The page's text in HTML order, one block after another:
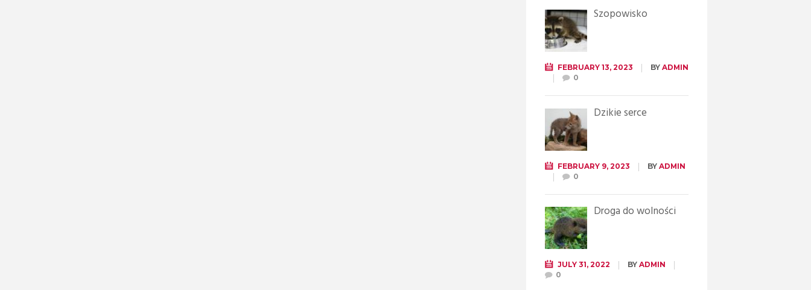
Szopowisko
FEBRUARY 13, 2023 BY ADMIN
0
Dzikie serce
FEBRUARY 9, 2023 BY ADMIN
0
Droga do wolności
JULY 31, 2022 BY ADMIN
0